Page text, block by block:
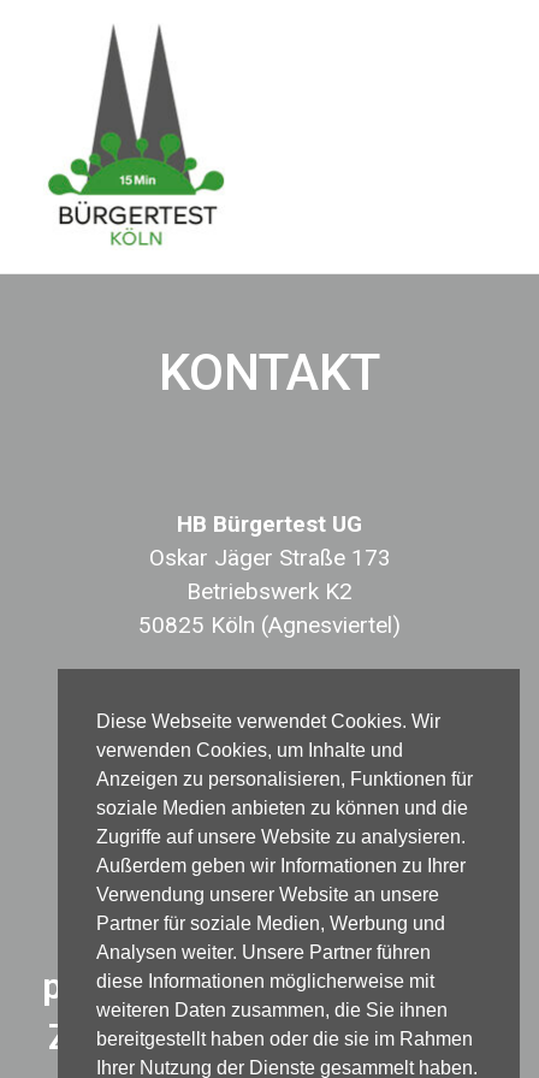
Diese Webseite verwendet Cookies. Wir
verwenden Cookies, um Inhalte und
Anzeigen zu personalisieren, Funktionen für
soziale Medien anbieten zu können und die
Zugriffe auf unsere Website zu analysieren.
Außerdem geben wir Informationen zu Ihrer
Verwendung unserer Website an unsere
Partner für soziale Medien, Werbung und
Analysen weiter. Unsere Partner führen
diese Informationen möglicherweise mit
weiteren Daten zusammen, die Sie ihnen
bereitgestellt haben oder die sie im Rahmen
Ihrer Nutzung der Dienste gesammelt haben.
KONTAKT
HB Bürgertest UG
Oskar Jäger Straße 173
Betriebswerk K2
50825 Köln (Agnesviertel)
service@buergertest-koeln.com
Wir freuen uns über Ihren
Besuch in unserem
professionellen Schnelltest-
Zentrum im Agnesviertel in